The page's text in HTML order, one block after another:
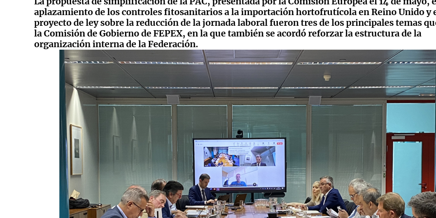
aplazamiento de los controles fitosanitarios a la importación hortofrutícola en Reino Unido y
proyecto de ley sobre la reducción de la jornada laboral fueron tres de los principales temas
la Comisión de Gobierno de FEPEX, en la que también se acordó reforzar la estructura de la
organización interna de la Federación.